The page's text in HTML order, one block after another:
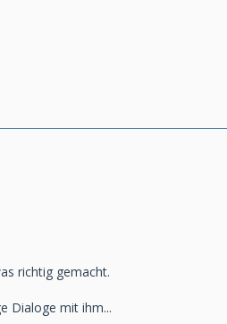
richtig gemacht.
Dialoge mit ihm...